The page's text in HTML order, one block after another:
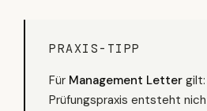
PRAXIS-TIPP
Für Management Letter
Prüfungspraxis entsteht